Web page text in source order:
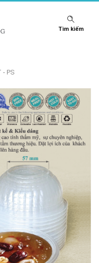
Tìm kiếm
- PS